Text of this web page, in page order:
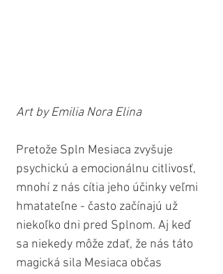
Art by Emilia Nora Elina
Pretože Spln Mesiaca zvyšuje
psychickú a emocionálnu citlivosť,
mnohí z nás cítia jeho účinky veľmi
hmatateľne - často začínajú už
niekoľko dni pred Splnom. Aj keď
sa niekedy môže zdať, že nás táto
magická sila Mesiaca občas